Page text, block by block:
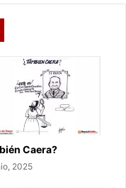
Caera?
2025